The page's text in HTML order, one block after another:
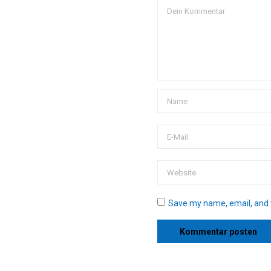
Save my name, email,